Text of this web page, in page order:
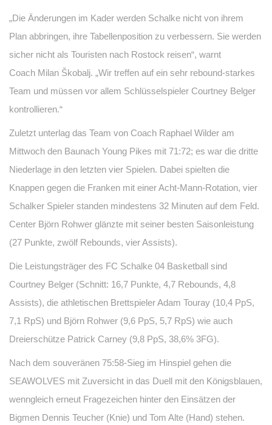
„Die Änderungen im Kader werden Schalke nicht von ihrem
Plan abbringen, ihre Tabellenposition zu verbessern. Sie werden
sicher nicht als Touristen nach Rostock reisen“, warnt
Coach Milan Škobalj. „Wir treffen auf ein sehr rebound-starkes
Team und müssen vor allem Schlüsselspieler Courtney Belger
kontrollieren.“
Zuletzt unterlag das Team von Coach Raphael Wilder am
Mittwoch den Baunach Young Pikes mit 71:72; es war die dritte
Niederlage in den letzten vier Spielen. Dabei spielten die
Knappen gegen die Franken mit einer Acht-Mann-Rotation, vier
Schalker Spieler standen mindestens 32 Minuten auf dem Feld.
Center Björn Rohwer glänzte mit seiner besten Saisonleistung
(27 Punkte, zwölf Rebounds, vier Assists).
Die Leistungsträger des FC Schalke 04 Basketball sind
Courtney Belger (Schnitt: 16,7 Punkte, 4,7 Rebounds, 4,8
Assists), die athletischen Brettspieler Adam Touray (10,4 PpS,
7,1 RpS) und Björn Rohwer (9,6 PpS, 5,7 RpS) wie auch
Dreierschütze Patrick Carney (9,8 PpS, 38,6% 3FG).
Nach dem souveränen 75:58-Sieg im Hinspiel gehen die
SEAWOLVES mit Zuversicht in das Duell mit den Königsblauen,
wenngleich erneut Fragezeichen hinter den Einsätzen der
Bigmen Dennis Teucher (Knie) und Tom Alte (Hand) stehen.